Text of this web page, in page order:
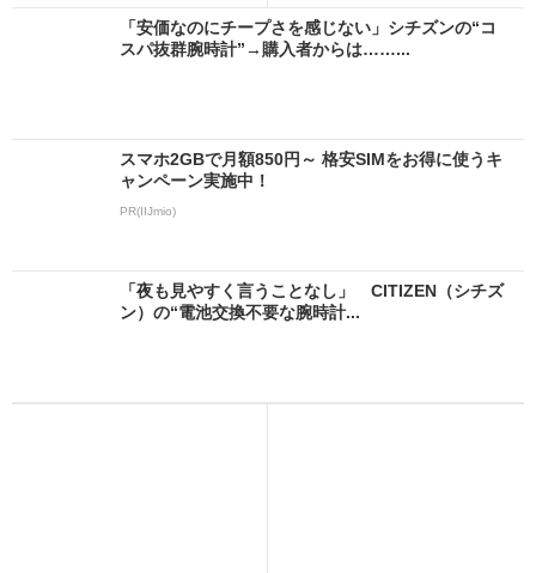
「安価なのにチープさを感じない」シチズンの“コ
スパ抜群腕時計”→購入者からは……...
スマホ2GBで月額850円～ 格安SIMをお得に使うキ
ャンペーン実施中！
PR(IIJmio)
「夜も見やすく言うことなし」 CITIZEN（シチズ
ン）の“電池交換不要な腕時計...